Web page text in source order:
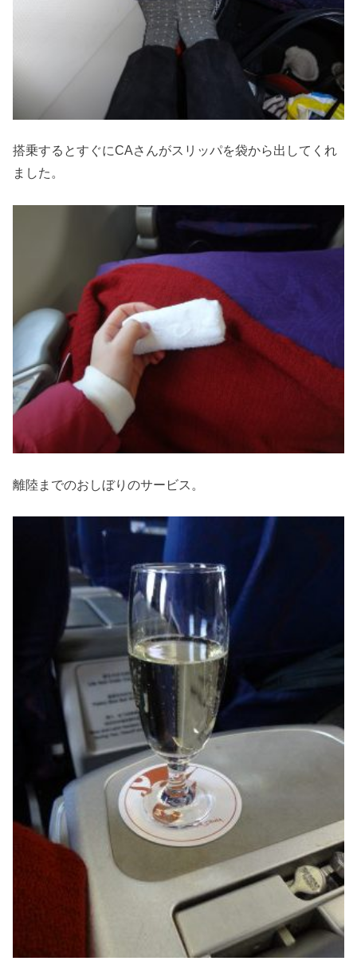
搭乗するとすぐにCAさんがスリッパを袋から出してくれ
ました。
離陸までのおしぼりのサービス。